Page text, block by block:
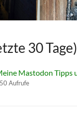
30 Tage)
Mastodon Tipps
Aufrufe